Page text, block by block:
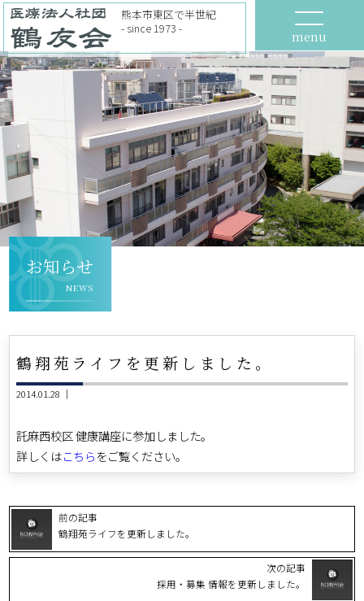
menu
熊本市東区で半世紀
- since 1973 -
お知らせ
NEWS
鶴翔苑ライフを更新しました。
2014.01.28 ｜
託麻西校区 健康講座に参加しました。
詳しくはこちらをご覧ください。
前の記事
鶴翔苑ライフを更新しました。
次の記事
採用・募集 情報を更新しました。